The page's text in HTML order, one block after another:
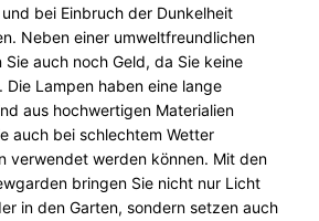
bei Einbruch der Dunkelheit
Neben einer umweltfreundlichen
auch noch Geld, da Sie keine
Die Lampen haben eine lange
aus hochwertigen Materialien
auch bei schlechtem Wetter
verwendet werden können. Mit den
bringen Sie nicht nur Licht
in den Garten, sondern setzen auch